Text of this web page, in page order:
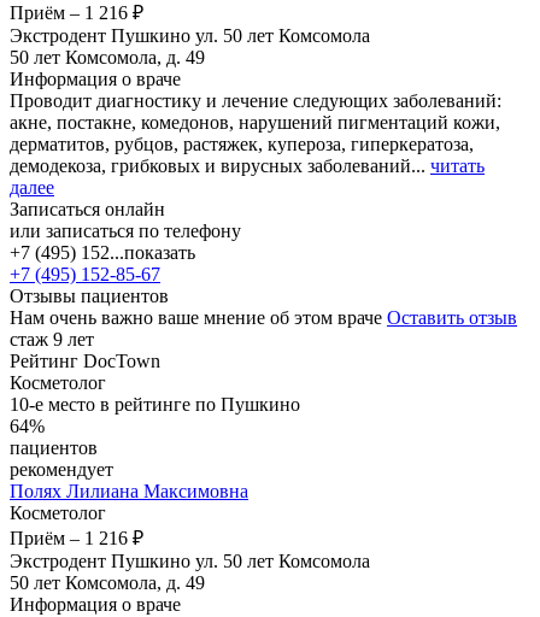
Приём – 1 216 ₽
Экстродент Пушкино ул. 50 лет Комсомола
50 лет Комсомола, д. 49
Информация о враче
Проводит диагностику и лечение следующих заболеваний:
акне, постакне, комедонов, нарушений пигментаций кожи,
дерматитов, рубцов, растяжек, купероза, гиперкератоза,
демодекоза, грибковых и вирусных заболеваний... читать
далее
Записаться онлайн
или записаться по телефону
+7 (495) 152...показать
+7 (495) 152-85-67
Отзывы пациентов
Нам очень важно ваше мнение об этом враче Оставить отзыв
стаж 9 лет
Рейтинг DocTown
Косметолог
10-е место в рейтинге по Пушкино
64%
пациентов
рекомендует
Полях Лилиана Максимовна
Косметолог
Приём – 1 216 ₽
Экстродент Пушкино ул. 50 лет Комсомола
50 лет Комсомола, д. 49
Информация о враче